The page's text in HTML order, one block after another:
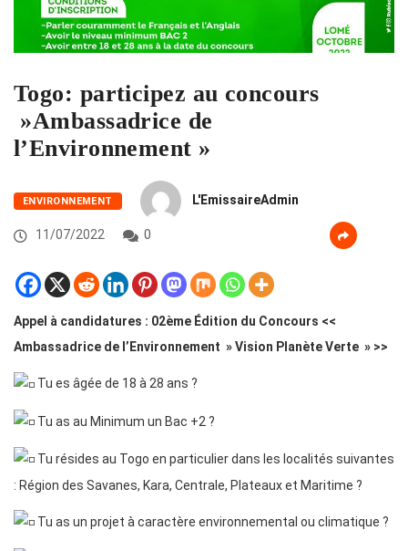
Togo: participez au concours
»Ambassadrice de
l’Environnement »
ENVIRONNEMENT L'EmissaireAdmin
11/07/2022 0
Appel à candidatures : 02ème Édition du Concours <<
Ambassadrice de l’Environnement » Vision Planète Verte » >>
Tu es âgée de 18 à 28 ans ?
Tu as au Minimum un Bac +2 ?
Tu résides au Togo en particulier dans les localités suivantes
: Région des Savanes, Kara, Centrale, Plateaux et Maritime ?
Tu as un projet à caractère environnemental ou climatique ?